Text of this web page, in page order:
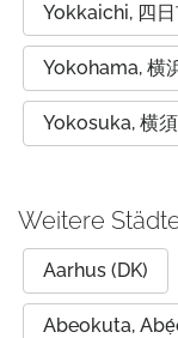
Yokkaichi, 四
Yokohama, 横
Yokosuka, 横
Weitere
Aarhus (DK)
Abeokuta,